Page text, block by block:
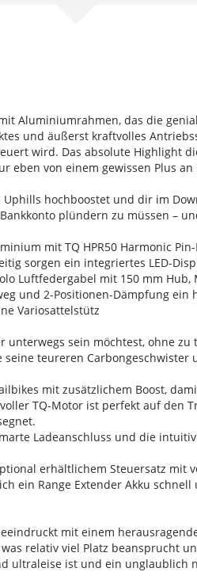
Aluminiumrahmen, das die
und äußerst kraftvolles
wird. Das absolute Highlight
eben von einem gewissen Plus
hochboostet und dir im
plündern zu müssen –
mit TQ HPR50 Harmonic
sorgen ein integriertes LED-
Luftfedergabel mit 150 mm
und 2-Positionen-Dämpfung
Variosattelstütz
sein möchtest, ohne
seine teureren
mit zusätzlichem Boost,
TQ-Motor ist perfekt auf den
Ladeanschluss und die
erhältlichem Steuersatz
ein Range Extender Akku
mit einem
relativ viel Platz beansprucht
ultraleise ist und ein unglaublich